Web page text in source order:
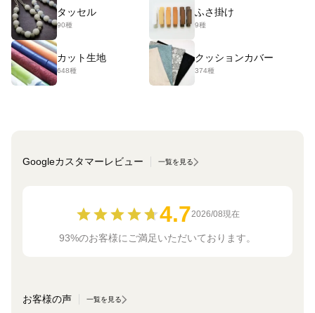
タッセル
90種
ふさ掛け
9種
カット生地
648種
クッションカバー
374種
Googleカスタマーレビュー 一覧を見る
4.72026/08現在
93%のお客様にご満足いただいております。
お客様の声 一覧を見る